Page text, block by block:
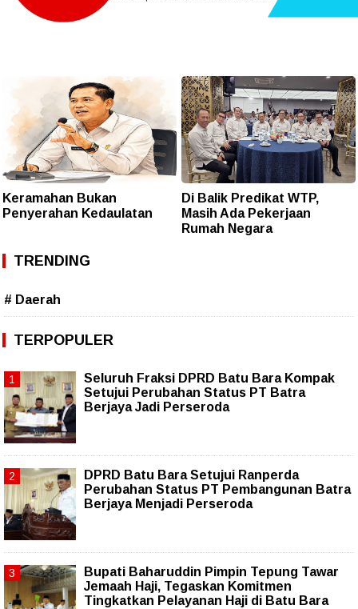
Keramahan Bukan
Penyerahan Kedaulatan
Di Balik Predikat WTP,
Masih Ada Pekerjaan
Rumah Negara
TRENDING
# Daerah
TERPOPULER
Seluruh Fraksi DPRD Batu Bara Kompak
Setujui Perubahan Status PT Batra
Berjaya Jadi Perseroda
DPRD Batu Bara Setujui Ranperda
Perubahan Status PT Pembangunan Batra
Berjaya Menjadi Perseroda
Bupati Baharuddin Pimpin Tepung Tawar
Jemaah Haji, Tegaskan Komitmen
Tingkatkan Pelayanan Haji di Batu Bara